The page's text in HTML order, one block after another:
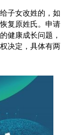
子女改姓的，如
复原姓氏。申请
健康成长问题，
决定，具体有两